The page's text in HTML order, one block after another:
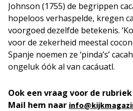
Johnson (1755) de begrippen
hopeloos verhaspelde, kregen
voorgoed dezelfde betekenis.
voor de zekerheid meestal
Spanje noemen ze ‘pinda’s’
ongeluk óók al van cacáuatl.
Ook een vraag voor de rubriek
Mail hem naar